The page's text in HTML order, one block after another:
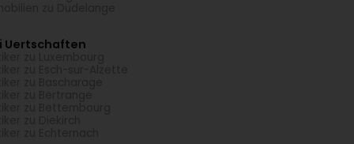
Uertschaften